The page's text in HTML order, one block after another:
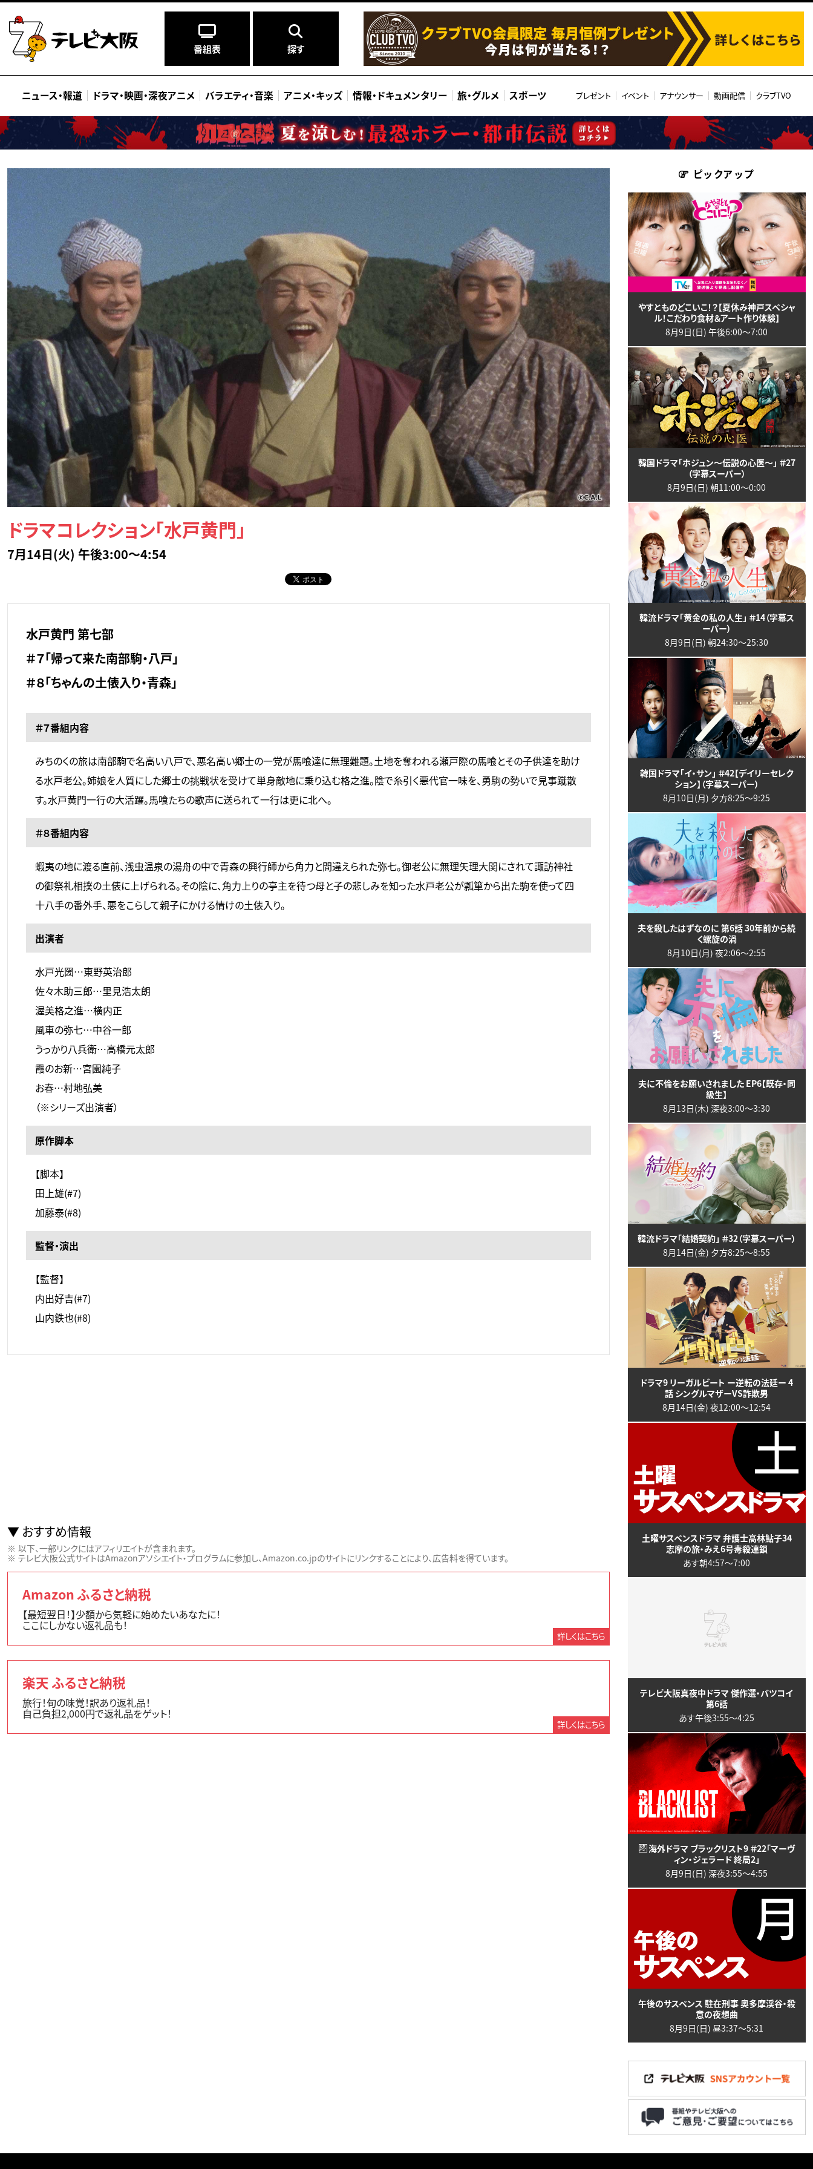
番組表 探す
ニュース・報道 ドラマ・映画・深夜アニメ バラエティ・音楽 アニメ・キッズ 情報・ ドキュメンタリー 旅・グルメ スポーツ プレゼント イベント アナウンサー 動画配信 クラブTVO
ドラマコレクション「水戸黄門」
7月14日(火) 午後3:00～4:54
水戸黄門 第七部
＃７「帰って来た南部駒・八戸」
＃８「ちゃんの土俵入り・青森」
＃７番組内容
みちのくの旅は南部駒で名高い八戸で、悪名高い郷士の一党が馬喰達に無理難題。土地を奪われる瀬戸際の馬喰とその子供達を助け
る水戸老公。姉娘を人質にした郷士の挑戦状を受けて単身敵地に乗り込む格之進。陰で糸引く悪代官一味を、勇駒の勢いで見事蹴散
す。水戸黄門一行の大活躍。馬喰たちの歌声に送られて一行は更に北へ。
＃８番組内容
蝦夷の地に渡る直前、浅虫温泉の湯舟の中で青森の興行師から角力と間違えられた弥七。御老公に無理矢理大関にされて諏訪神社
の御祭礼相撲の土俵に上げられる。その陰に、角力上りの亭主を待つ母と子の悲しみを知った水戸老公が瓢箪から出た駒を使って四
十八手の番外手、悪をこらして親子にかける情けの土俵入り。
出演者
水戸光圀…東野英治郎
佐々木助三郎…里見浩太朗
渥美格之進…横内正
風車の弥七…中谷一郎
うっかり八兵衛…高橋元太郎
霞のお新…宮園純子
お春…村地弘美
（※シリーズ出演者）
原作脚本
【脚本】
田上雄(#7)
加藤泰(#8)
監督・演出
【監督】
内出好吉(#7)
山内鉄也(#8)
おすすめ情報
以下、一部リンクにはアフィリエイトが含まれます。
テレビ大阪公式サイトはAmazonアソシエイト・プログラムに参加し、Amazon.co.jpのサイトにリンクすることにより、広告料を得ています。
Amazon ふるさと納税
【最短翌日！】少額から気軽に始めたいあなたに！
ここにしかない返礼品も！
詳しくはこちら
楽天 ふるさと納税
旅行！旬の味覚！訳あり返礼品！
自己負担2,000円で返礼品をゲット！
詳しくはこちら
ピックアップ
やすとものどこいこ！？【夏休み神戸スペシャ
ル！こだわり食材＆アート作り体験】
8月9日(日) 午後6:00〜7:00
韓国ドラマ「ホジュン～伝説の心医～」 ＃27
（字幕スーパー）
8月9日(日) 朝11:00〜0:00
韓流ドラマ「黄金の私の人生」 ＃14（字幕ス
ーパー）
8月9日(日) 朝24:30〜25:30
韓国ドラマ「イ・サン」 ＃42【デイリーセレク
ション】（字幕スーパー）
8月10日(月) 夕方8:25〜9:25
夫を殺したはずなのに 第6話 30年前から続
く螺旋の渦
8月10日(月) 夜2:06〜2:55
夫に不倫をお願いされました EP6【既存・同
級生】
8月13日(木) 深夜3:00〜3:30
韓流ドラマ「結婚契約」 ＃32（字幕スーパー）
8月14日(金) 夕方8:25〜8:55
ドラマ9 リーガルビート ー逆転の法廷ー 4
話 シングルマザーVS詐欺男
8月14日(金) 夜12:00〜12:54
土曜サスペンスドラマ 弁護士高林鮎子34
志摩の旅・みえ6号毒殺連鎖
あす朝4:57〜7:00
テレビ大阪真夜中ドラマ 傑作選・バツコイ
第6話
あす午後3:55〜4:25
終 海外ドラマ ブラックリスト9 ＃22「マーヴ
ィン・ジェラード 終局2」
8月9日(日) 深夜3:55〜4:55
午後のサスペンス 駐在刑事 奥多摩渓谷・殺
意の夜想曲
8月9日(日) 昼3:37〜5:31